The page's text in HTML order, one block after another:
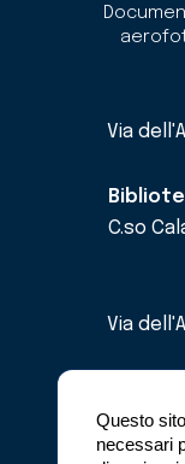
Questo
necessari
Via
C.so
Via